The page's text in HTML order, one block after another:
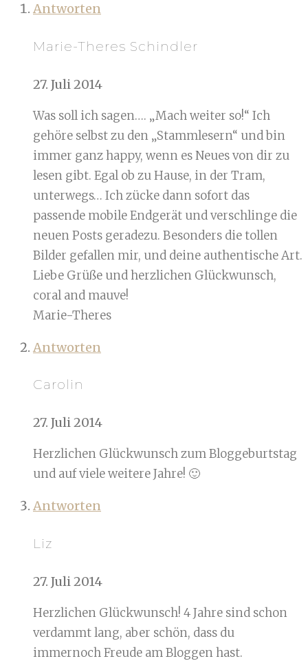
Antworten
Marie-Theres Schindler
27. Juli 2014
Was soll ich sagen…. „Mach weiter so!“ Ich
gehöre selbst zu den „Stammlesern“ und bin
immer ganz happy, wenn es Neues von dir zu
lesen gibt. Egal ob zu Hause, in der Tram,
unterwegs… Ich zücke dann sofort das
passende mobile Endgerät und verschlinge die
neuen Posts geradezu. Besonders die tollen
Bilder gefallen mir, und deine authentische Art.
Liebe Grüße und herzlichen Glückwunsch,
coral and mauve!
Marie-Theres
Antworten
Carolin
27. Juli 2014
Herzlichen Glückwunsch zum Bloggeburtstag
und auf viele weitere Jahre! 🙂
Antworten
Liz
27. Juli 2014
Herzlichen Glückwunsch! 4 Jahre sind schon
verdammt lang, aber schön, dass du
immernoch Freude am Bloggen hast.